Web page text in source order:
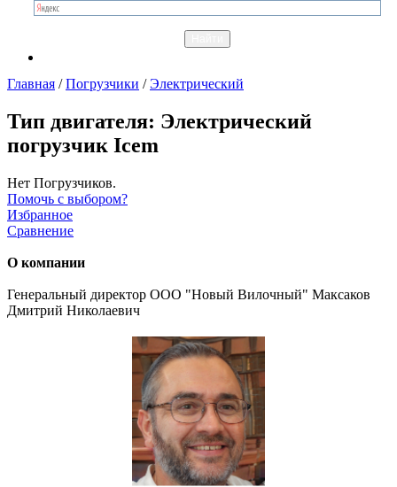
Главная /Погрузчики /Электрический
Тип двигателя: Электрический
погрузчик Icem
Нет Погрузчиков.
Помочь с выбором?
Избранное
Сравнение
О компании
Генеральный директор ООО "Новый Вилочный" Максаков
Дмитрий Николаевич